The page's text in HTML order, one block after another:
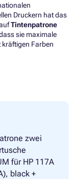
Druckern hat das
Tintenpatrone
sie maximale
Farben
zwei
für HP 117A
black +